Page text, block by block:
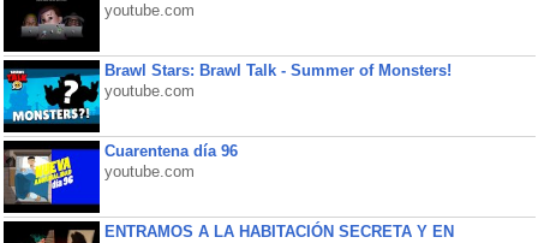
youtube.com
Brawl Stars: Brawl Talk - Summer of Monsters!
youtube.com
Cuarentena día 96
youtube.com
ENTRAMOS A LA HABITACIÓN SECRETA Y EN